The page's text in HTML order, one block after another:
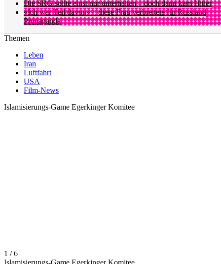
Die SRG sollte einst nur unterhalten – doch dann kam Hitler
«Ich war Teil davon» – diese Frau verbreitete für Russland
Propaganda
Themen
Leben
Iran
Luftfahrt
USA
Film-News
Islamisierungs-Game Egerkinger Komitee
1 / 6
Islamisierungs-Game Egerkinger Komitee